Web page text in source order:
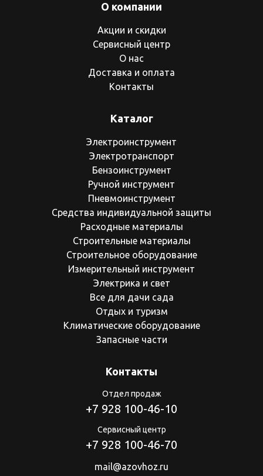
О компании
Акции и скидки
Сервисный центр
О нас
Доставка и оплата
Контакты
Каталог
Электроинструмент
Электротранспорт
Бензоинструмент
Ручной инструмент
Пневмоинструмент
Средства индивидуальной защиты
Расходные материалы
Строительные материалы
Строительное оборудование
Измерительный инструмент
Электрика и свет
Все для дачи сада
Отдых и туризм
Климатические оборудование
Запасные части
Контакты
Отдел продаж
+7 928 100-46-10
Сервисный центр
+7 928 100-46-70
mail@azovhoz.ru